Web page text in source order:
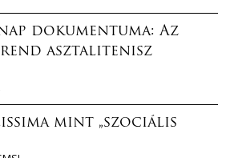
dokumentuma: Az
asztalitenisz
mint „szociális